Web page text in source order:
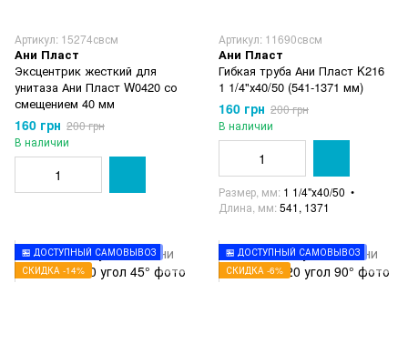
Артикул: 15274свсм
Ани Пласт
Эксцентрик жесткий для
унитаза Ани Пласт W0420 со
смещением 40 мм
160 грн 200 грн
В наличии
Артикул: 11690свсм
Ани Пласт
Гибкая труба Ани Пласт K216
1 1/4"х40/50 (541-1371 мм)
160 грн 200 грн
В наличии
Размер, мм 1 1/4"х40/50
Длина, мм 541, 1371
🏪 ДОСТУПНЫЙ САМОВЫВОЗ
СКИДКА -14%
🏪 ДОСТУПНЫЙ САМОВЫВОЗ
СКИДКА -6%